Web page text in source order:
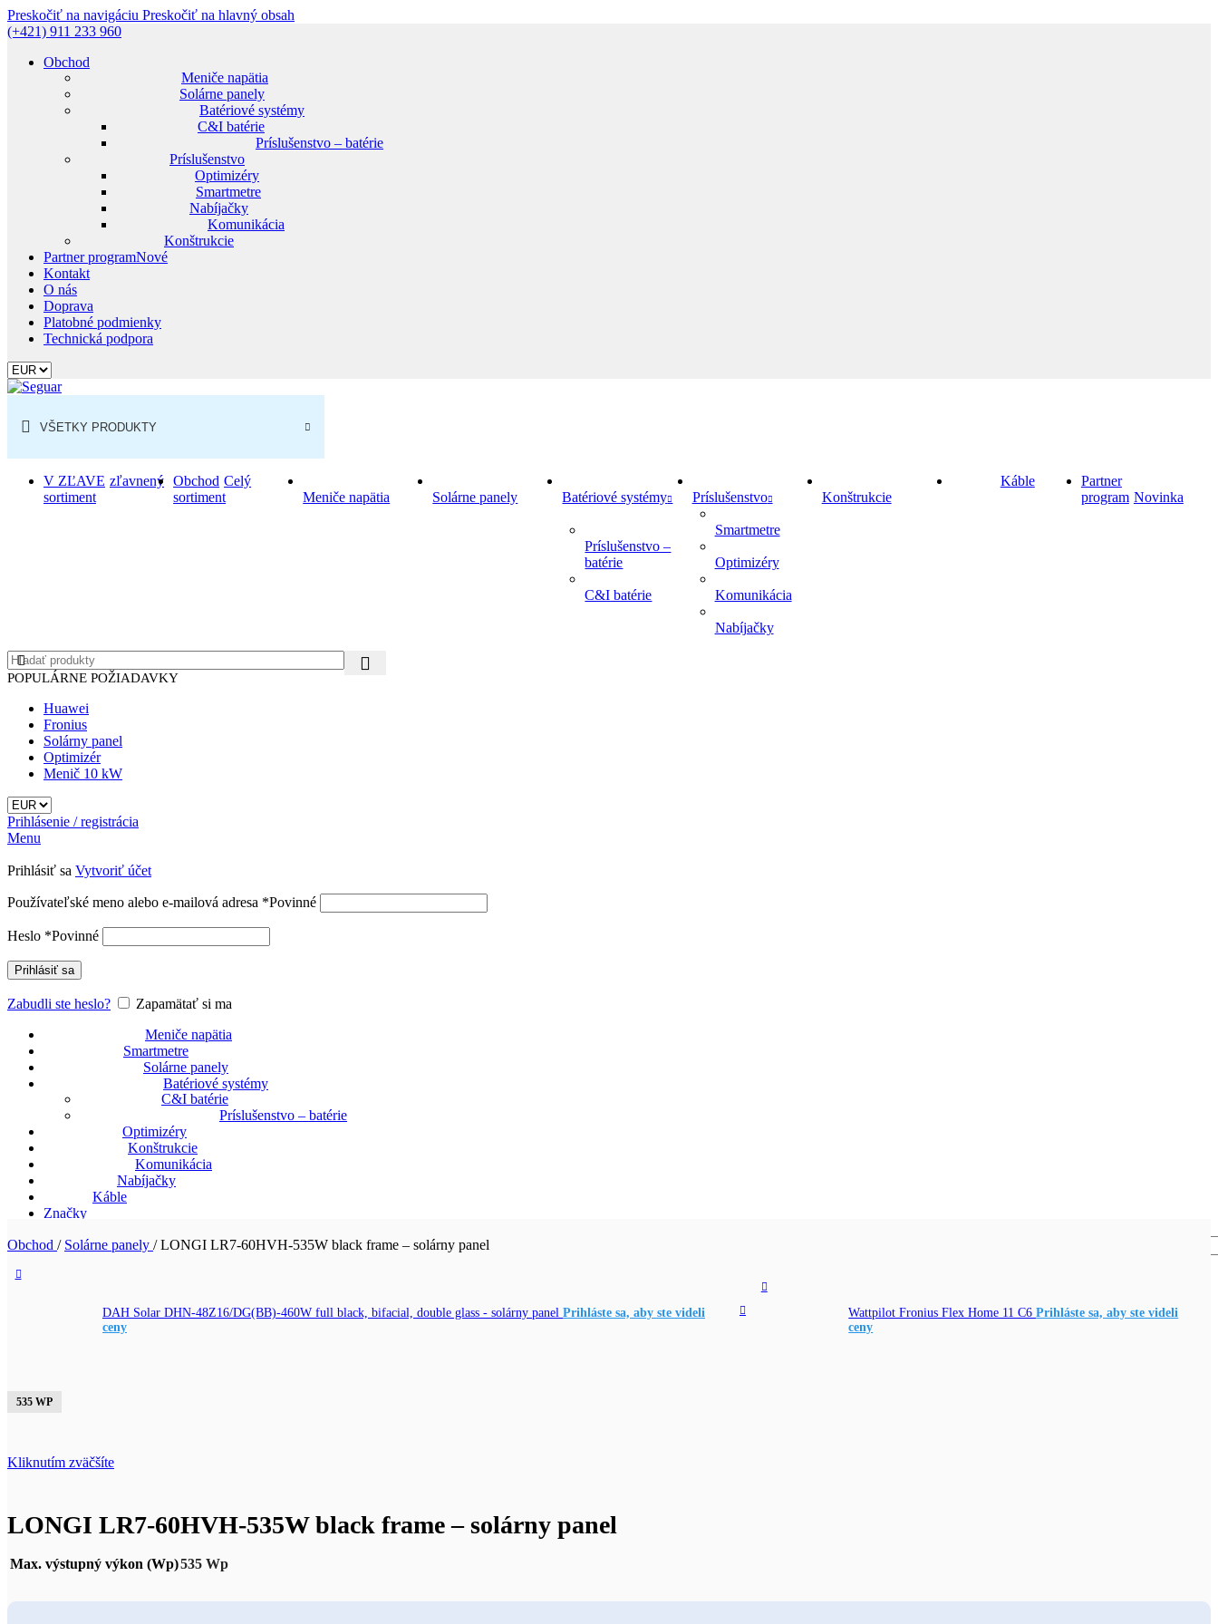
Preskočiť na navigáciu Preskočiť na hlavný obsah
(+421) 911 233 960
Obchod
Meniče napätia
Solárne panely
Batériové systémy
C&I batérie
Príslušenstvo – batérie
Príslušenstvo
Optimizéry
Smartmetre
Nabíjačky
Komunikácia
Konštrukcie
Partner programNové
Kontakt
O nás
Doprava
Platobné podmienky
Technická podpora
VŠETKY PRODUKTY
V ZĽAVE zľavnený
sortiment
Obchod Celý
sortiment
Meniče napätia Solárne panely Batériové systémy
Príslušenstvo –
batérie
C&I batérie
Príslušenstvo
Smartmetre
Optimizéry
Komunikácia
Nabíjačky
Konštrukcie
Káble
Partner
program Novinka
POPULÁRNE POŽIADAVKY
Huawei
Fronius
Solárny panel
Optimizér
Menič 10 kW
Prihlásenie / registrácia
Menu
Prihlásiť sa Vytvoriť účet
Používateľské meno alebo e-mailová adresa *Povinné
Heslo *Povinné
Prihlásiť sa
Zabudli ste heslo?
Zapamätať si ma
Meniče napätia
Smartmetre
Solárne panely
Batériové systémy
C&I batérie
Príslušenstvo – batérie
Optimizéry
Konštrukcie
Komunikácia
Nabíjačky
Káble
Značky
Obchod / Solárne panely / LONGI LR7-60HVH-535W black frame – solárny panel
DAH Solar DHN-48Z16/DG(BB)-460W full black, bifacial, double glass - solárny panel Prihláste sa, aby ste videli
ceny
Wattpilot Fronius Flex Home 11 C6Prihláste sa, aby ste videli
ceny
535 WP
Kliknutím zväčšíte
LONGI LR7-60HVH-535W black frame – solárny panel
Max. výstupný výkon (Wp)535 Wp